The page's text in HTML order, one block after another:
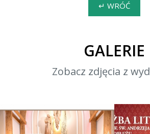
↵ WRÓĆ
GALERIE
Zobacz zdjęcia z